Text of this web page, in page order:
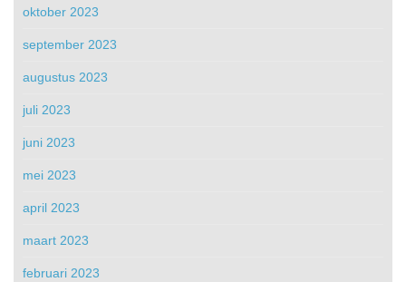
oktober 2023
september 2023
augustus 2023
juli 2023
juni 2023
mei 2023
april 2023
maart 2023
februari 2023